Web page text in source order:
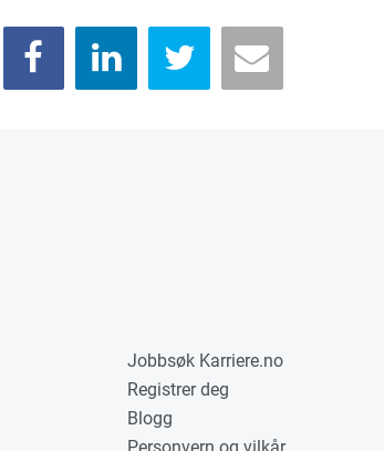
Jobbsøk Karriere.no
Registrer deg
Blogg